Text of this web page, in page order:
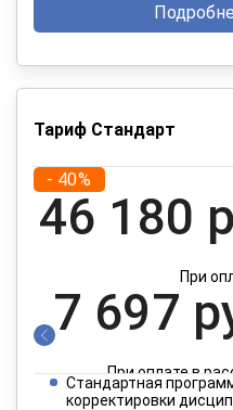
Тариф Стандарт
- 40%
46 180
При
7 697
При оплате в
Стандартная
корректировки